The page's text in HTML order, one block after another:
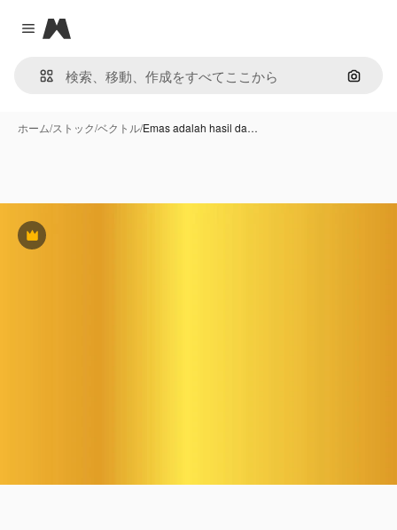
Close menu
Magnific
画像で
ホーム/ストック/ベクトル/Emas adalah hasil da…
Premium